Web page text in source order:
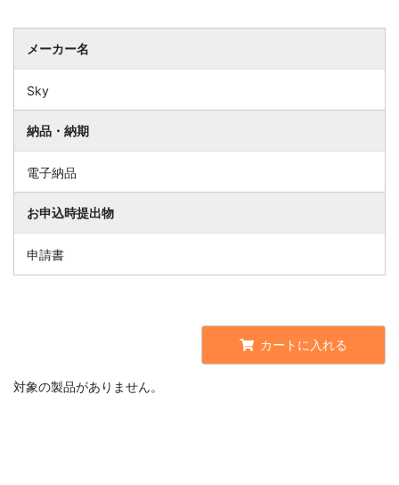
メーカー名
Sky
納品・納期
電子納品
お申込時提出物
申請書
カートに入れる
対象の製品がありません。